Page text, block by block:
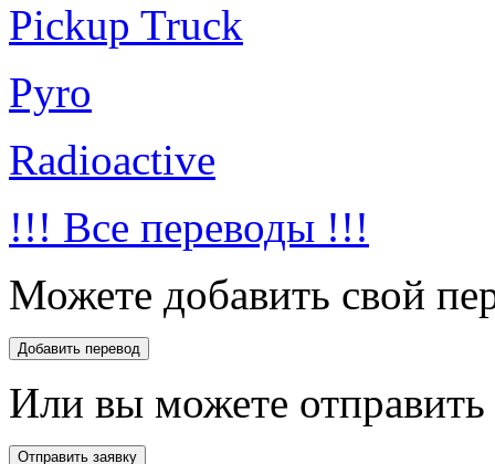
Pickup Truck
Pyro
Radioactive
!!! Все переводы !!!
Можете добавить свой
Или вы можете отправить